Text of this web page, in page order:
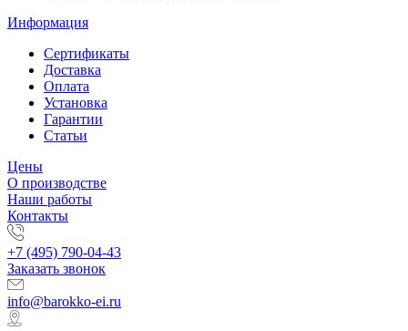
Информация
Сертификаты
Доставка
Оплата
Установка
Гарантии
Статьи
Цены
О производстве
Наши работы
Контакты
+7 (495) 790-04-43
Заказать звонок
info@barokko-ei.ru